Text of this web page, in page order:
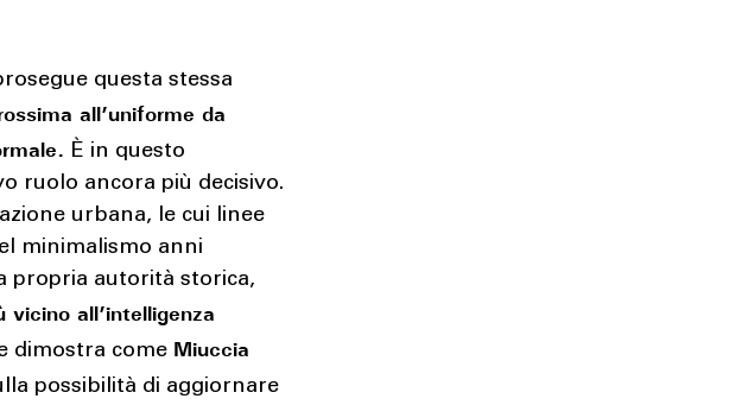
questa stessa
all’uniforme da
È in questo
ruolo ancora più decisivo.
urbana, le cui linee
minimalismo anni
propria autorità storica,
vicino all’intelligenza
dimostra come Miuccia
possibilità di aggiornare